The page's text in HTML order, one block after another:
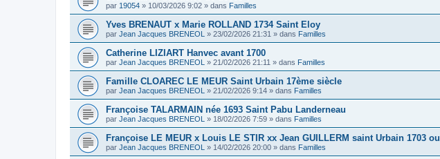
par 19054 » 10/03/2026 9:02 » dans Familles
Yves BRENAUT x Marie ROLLAND 1734 Saint Eloy
par Jean Jacques BRENEOL » 23/02/2026 21:31 » dans Familles
Catherine LIZIART Hanvec avant 1700
par Jean Jacques BRENEOL » 21/02/2026 21:11 » dans Familles
Famille CLOAREC LE MEUR Saint Urbain 17ème siècle
par Jean Jacques BRENEOL » 21/02/2026 9:14 » dans Familles
Françoise TALARMAIN née 1693 Saint Pabu Landerneau
par Jean Jacques BRENEOL » 18/02/2026 7:59 » dans Familles
Françoise LE MEUR x Louis LE STIR xx Jean GUILLERM saint Urbain 1703
par Jean Jacques BRENEOL » 14/02/2026 20:00 » dans Familles